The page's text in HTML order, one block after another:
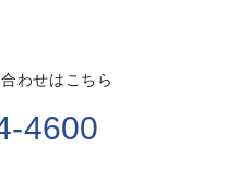
わせはこちら
4600